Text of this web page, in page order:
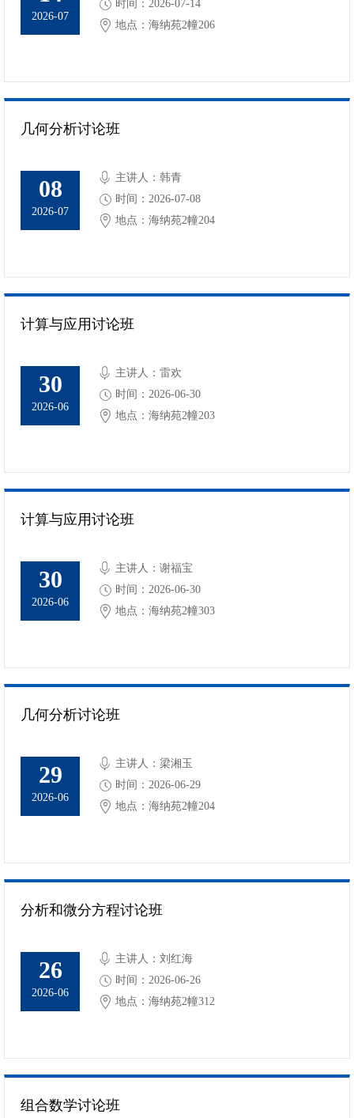
2026-07
时间：2026-07-14
地点：海纳苑2幢206
几何分析讨论班
08
2026-07
主讲人：韩青
时间：2026-07-08
地点：海纳苑2幢204
计算与应用讨论班
30
2026-06
主讲人：雷欢
时间：2026-06-30
地点：海纳苑2幢203
计算与应用讨论班
30
2026-06
主讲人：谢福宝
时间：2026-06-30
地点：海纳苑2幢303
几何分析讨论班
29
2026-06
主讲人：梁湘玉
时间：2026-06-29
地点：海纳苑2幢204
分析和微分方程讨论班
26
2026-06
主讲人：刘红海
时间：2026-06-26
地点：海纳苑2幢312
组合数学讨论班